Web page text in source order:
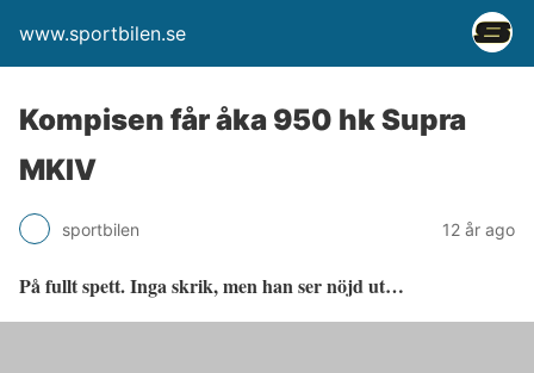
www.sportbilen.se
Kompisen får åka 950 hk Supra
MKIV
sportbilen 12 år ago
På fullt spett. Inga skrik, men han ser nöjd ut…